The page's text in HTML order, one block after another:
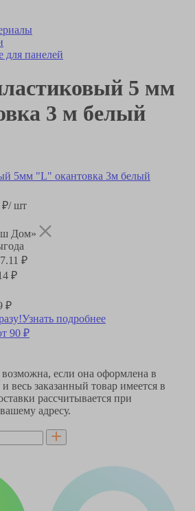
панелей
5 мм
3 м белый
₽/ шт
Дом»
7.11 ₽
₽
₽
Узнать подробнее
90 ₽
возможна, если она оформлена в
и весь заказанный товар имеется в
рассчитывается при
адресу.